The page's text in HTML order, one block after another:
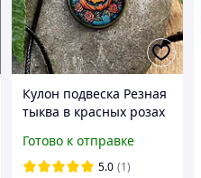
Кулон подвеска Резная
тыква в красных розах
Готово к отправке
5.0 (1)